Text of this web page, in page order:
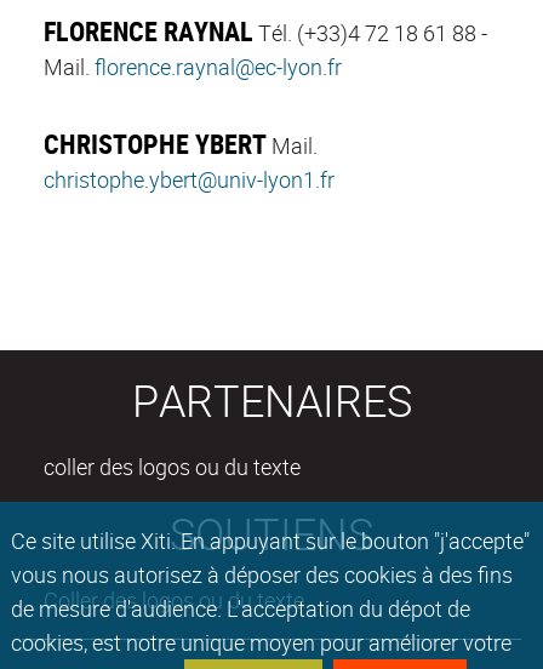
Ce site utilise Xiti. En appuyant sur le bouton "j'accepte"
vous nous autorisez à déposer des cookies à des fins
de mesure d'audience. L'acceptation du dépot de
cookies, est notre unique moyen pour améliorer votre
FLORENCE RAYNAL Tél. (+33)4 72 18 61 88 -
Mail. florence.raynal@ec-lyon.fr
CHRISTOPHE YBERT Mail.
christophe.ybert@univ-lyon1.fr
PARTENAIRES
coller des logos ou du texte
SOUTIENS
Coller des logos ou du texte